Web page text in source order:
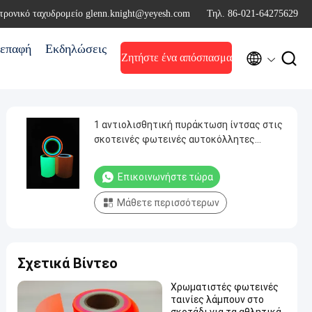
ταχυδρομείο glenn.knight@yeyesh.com Τηλ. 86-021-64275629
επαφή Εκδηλώσεις
Ζητήστε ένα απόσπασμα  
1 αντιολισθητική πυράκτωση ίντσας στις
σκοτεινές φωτεινές αυτοκόλλητες
σκαλοπατιών
Επικοινωνήστε τώρα
Μάθετε περισσότερων
Σχετικά Βίντεο
Χρωματιστές φωτεινές
ταινίες λάμπουν στο